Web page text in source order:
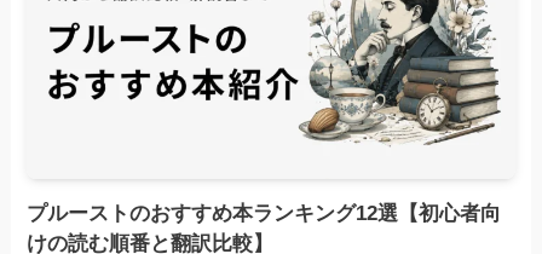
プルーストのおすすめ本ランキング12選【初心者向
けの読む順番と翻訳比較】